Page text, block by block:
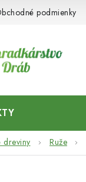
podmienky
dreviny Ruže